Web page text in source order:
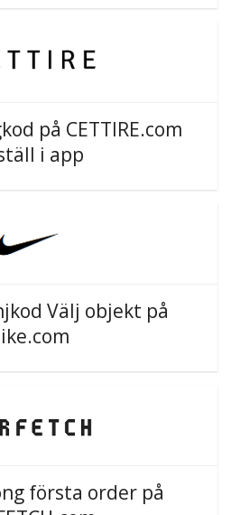
på CETTIRE.com
i app
Välj objekt på
första order på